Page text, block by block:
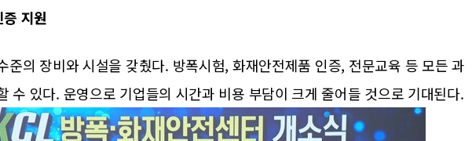
지원
준의 장비와 시설을 갖췄다. 방폭시험, 화재안전제품 인증, 전문교육 등 모든 과
수 있다. 운영으로 기업들의 시간과 비용 부담이 크게 줄어들 것으로 기대된다.